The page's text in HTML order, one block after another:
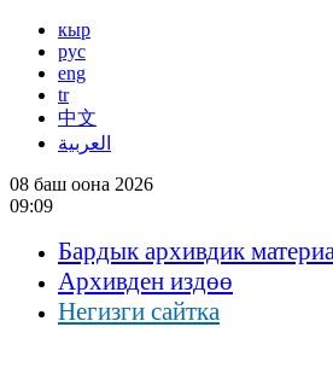
кыр
рус
eng
tr
中文
العربية
08 баш оона 2026
09:09
Бардык архивдик
Архивден издөө
Негизги сайтка